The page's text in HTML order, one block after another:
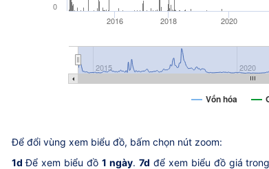
Vốn hóa
2018 2020
2016
2020
2015
0
Để đổi vùng xem biểu đồ, bấm chọn nút zoom:
1d Để xem biểu đồ1 ngày. 7d để xem biểu đồ giá